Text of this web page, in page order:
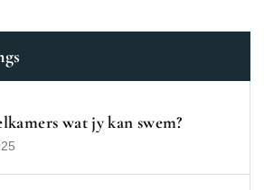
wat jy kan swem?